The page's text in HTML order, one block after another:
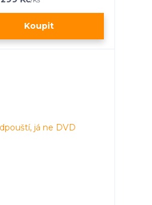
Koupit